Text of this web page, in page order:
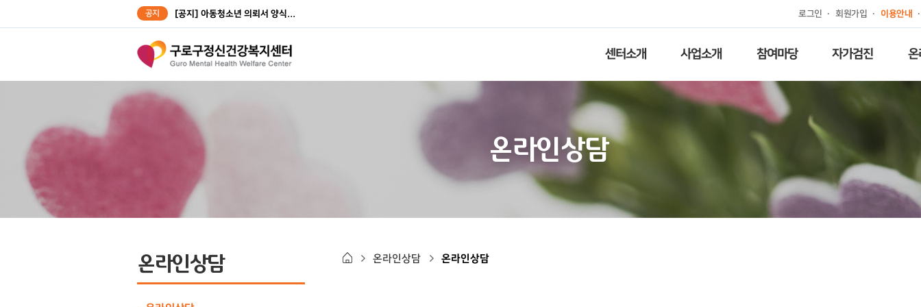
공지 [공지] 아동청소년 의뢰서 양식... 로그인 회원가입 이용안내
센터소개 사업소개 참여마당 자가검진 온
온라인상담
온라인상담 온라인상담 온라인상담